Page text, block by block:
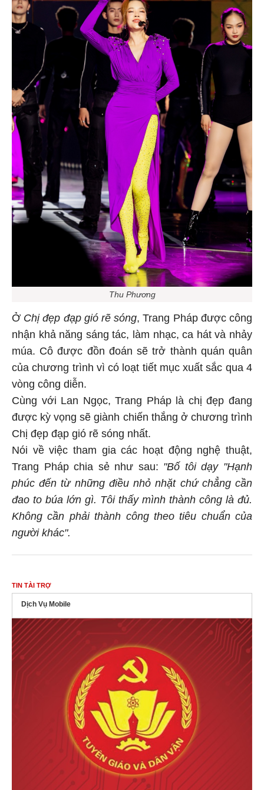
Thu Phương
Ở Chị đẹp đạp gió rẽ sóng , Trang Pháp được công
nhận khả năng sáng tác, làm nhạc, ca hát và nhảy
múa. Cô được đồn đoán sẽ trở thành quán quân
của chương trình vì có loạt tiết mục xuất sắc qua 4
vòng công diễn.
Cùng với Lan Ngọc, Trang Pháp là chị đẹp đang
được kỳ vọng sẽ giành chiến thắng ở chương trình
Chị đẹp đạp gió rẽ sóng nhất.
Nói về việc tham gia các hoạt động nghệ thuật,
Trang Pháp chia sẻ như sau: "Bố tôi dạy "Hạnh
phúc đến từ những điều nhỏ nhặt chứ chẳng cần
đao to búa lớn gì. Tôi thấy mình thành công là đủ.
Không cần phải thành công theo tiêu chuẩn của
người khác".
TIN TÀI TRỢ
Dịch Vụ Mobile